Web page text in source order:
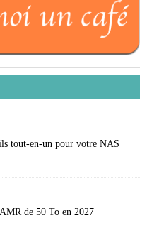
tout-en-un pour votre NAS
de 50 To en 2027